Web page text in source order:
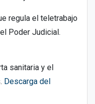
regula el teletrabajo
Poder Judicial.
sanitaria y el
Descarga del